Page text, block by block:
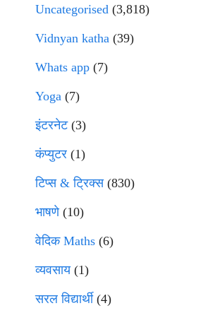
Uncategorised (3,818)
Vidnyan katha (39)
Whats app (7)
Yoga (7)
इंटरनेट(3)
कंप्युटर (1)
टिप्स & ट्रिक्स(830)
भाषणे(10)
वेदिक Maths (6)
व्यवसाय(1)
सरल विद्यार्थी(4)